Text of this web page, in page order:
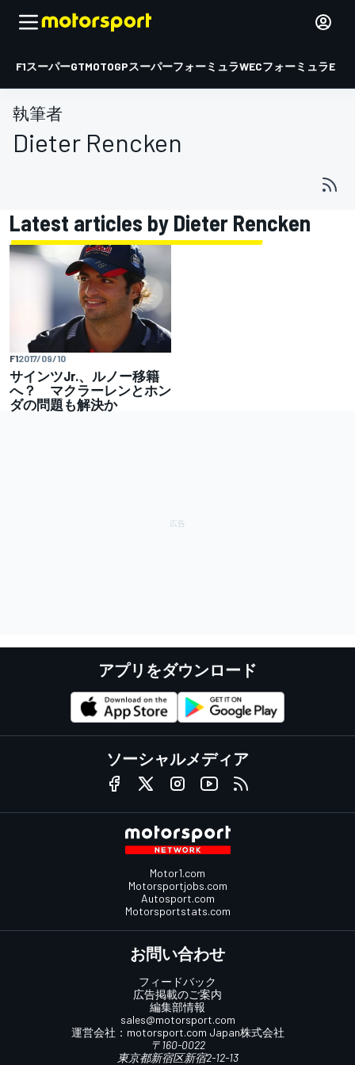
F1スーパーGTMOTOGPスーパーフォーミュラWECフォーミュラE
執筆者
Dieter Rencken
Latest articles by Dieter Rencken
F12017/09/10
サインツJr.、ルノー移籍
へ？ マクラーレンとホン
ダの問題も解決か
アプリをダウンロード
ソーシャルメディア
Motor1.com
Motorsportjobs.com
Autosport.com
Motorsportstats.com
お問い合わせ
フィードバック
広告掲載のご案内
編集部情報
sales@motorsport.com
運営会社： motorsport.com Japan株式会社
〒160-0022
東京都新宿区新宿2-12-13